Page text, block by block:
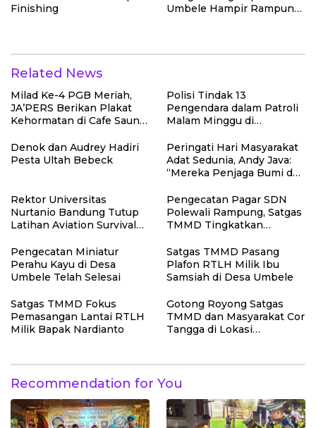
Finishing
Umbele Hampir Rampung
Related News
Milad Ke-4 PGB Meriah,
JA’PERS Berikan Plakat
Kehormatan di Cafe Saung
Polisi Tindak 13
Pengendara dalam Patroli
Malam Minggu di
Knalpot Brong
Denok dan Audrey Hadiri
Pesta Ultah Bebeck
Peringati Hari Masyarakat
Adat Sedunia, Andy Java:
“Mereka Penjaga Bumi dan
Rektor Universitas
Nurtanio Bandung Tutup
Latihan Aviation Survival
Teknik
Pengecatan Pagar SDN
Polewali Rampung, Satgas
TMMD Tingkatkan
Pengecatan Miniatur
Perahu Kayu di Desa
Umbele Telah Selesai
Satgas TMMD Pasang
Plafon RTLH Milik Ibu
Samsiah di Desa Umbele
Satgas TMMD Fokus
Pemasangan Lantai RTLH
Milik Bapak Nardianto
Gotong Royong Satgas
TMMD dan Masyarakat Cor
Tangga di Lokasi
Recommendation for You